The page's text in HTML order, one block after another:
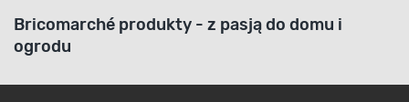
Bricomarché produkty - z pasją do domu i
ogrodu